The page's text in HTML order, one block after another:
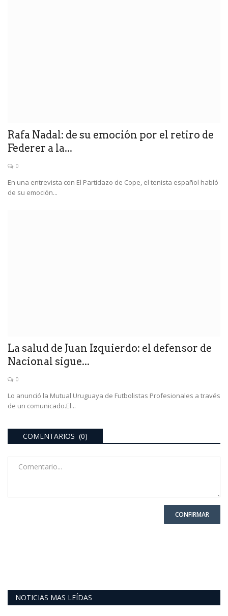
Rafa Nadal: de su emoción por el retiro de
Federer a la...
0
En una entrevista con El Partidazo de Cope, el tenista español habló
de su emoción...
La salud de Juan Izquierdo: el defensor de
Nacional sigue...
0
Lo anunció la Mutual Uruguaya de Futbolistas Profesionales a través
de un comunicado.El...
COMENTARIOS (0)
CONFIRMAR
NOTICIAS MAS LEÍDAS